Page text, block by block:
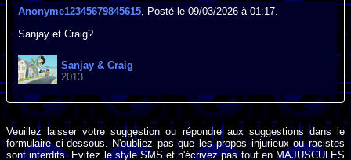
Anonyme12345679845615, Posté le 09/03/2026 à 01:17.
Sanjay et Craig?
Sanjay & Craig
2013
Veuillez laisser votre suggestion ou répondre aux suggestions dans le
formulaire ci-dessous. N'oubliez pas que les propos injurieux ou racistes
sont interdits. Evitez le style SMS et n'écrivez pas tout en MAJUSCULES